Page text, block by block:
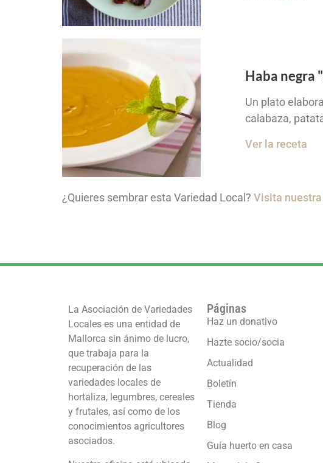
Haba negra
Un plato
calabaza,
Ver la receta
¿Quieres sembrar esta Variedad Local? Visita
La Asociación de Variedades
Locales es una entidad de
Mallorca sin ánimo de lucro,
que trabaja para la
recuperación de las
variedades locales de
hortaliza, legumbres, cereales
y frutales, así como de los
conocimientos agricultores
asociados.
Páginas
Haz un donativo
Hazte socio/socia
Actualidad
Boletín
Tienda
Blog
Guía huerto en casa